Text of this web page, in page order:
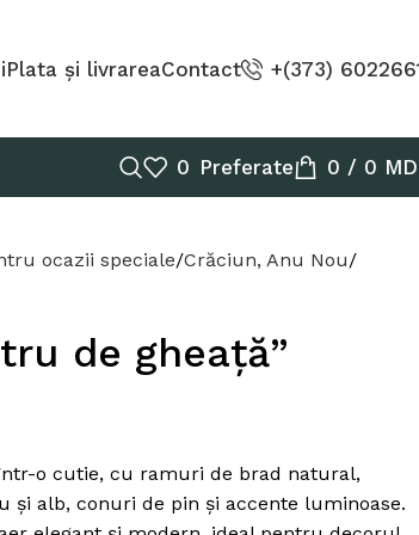
Plata și livrareaContact +(373)
0 Preferate 0 / 0
ocazii speciale Crăciun, Anu Nou
de gheață”
o cutie, cu ramuri de brad natural,
alb, conuri de pin și accente luminoase.